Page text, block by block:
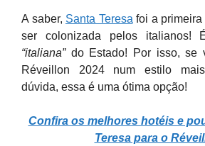
A saber, Santa Teresa foi a
ser colonizada pelos italianos!
“italiana”do Estado! Por isso, se
Réveillon 2024 num estilo
dúvida, essa é uma ótima opção!
Confira os melhores hotéis e
Teresa para o